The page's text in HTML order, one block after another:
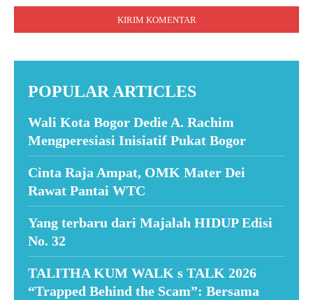
POPULAR ARTICLES
Wali Kota Bogor Dedie A. Rachim
Mengperesiasi Inisiatif Pukat Bogor
Cinta Raja Ampat, OMK Mater Dei
Rawat Pantai WTC
Yang terbaru dari Majalah HIDUP Edisi
No. 32
TALITHA KUM WALK s TALK 2026
“Trapped Behind the Scam”: Bersama